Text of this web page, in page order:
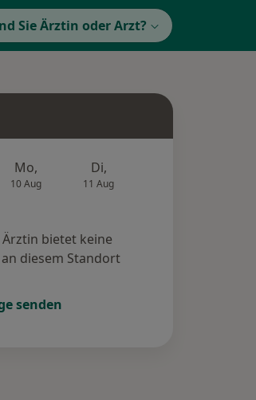
Sie Ärztin oder Arzt?
Mo,
10 Aug
Di,
11 Aug
bietet keine
diesem Standort
senden